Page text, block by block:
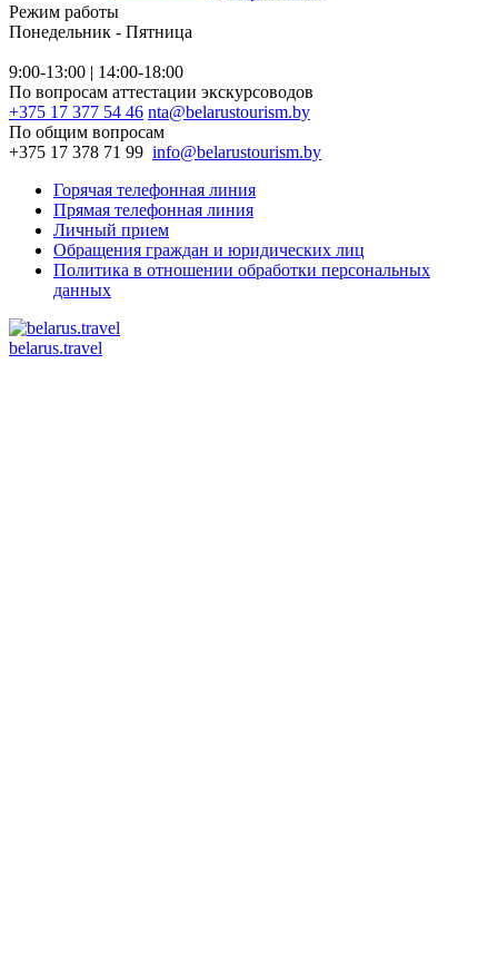
Режим работы
Понедельник - Пятница
9:00-13:00 | 14:00-18:00
По вопросам аттестации экскурсоводов
+375 17 377 54 46 nta@belarustourism.by
По общим вопросам
+375 17 378 71 99 info@belarustourism.by
Горячая телефонная линия
Прямая телефонная линия
Личный прием
Обращения граждан и юридических лиц
Политика в отношении обработки персональных
данных
belarus.travel